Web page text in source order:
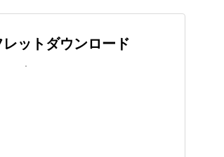
ットダウンロード